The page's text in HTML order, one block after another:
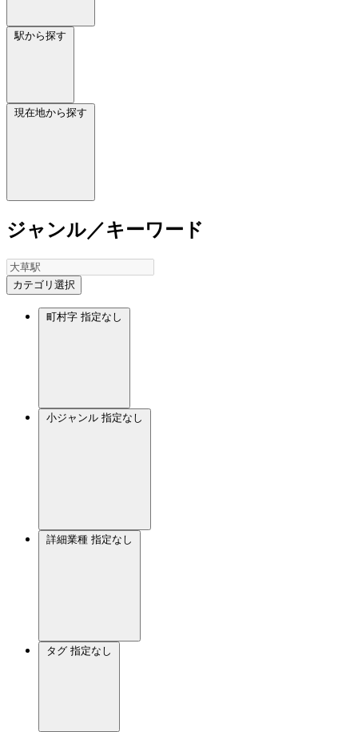
駅から探す
現在地から探す
ジャンル／キーワード
カテゴリ選択
町村字 指定なし
小ジャンル 指定なし
詳細業種 指定なし
タグ 指定なし